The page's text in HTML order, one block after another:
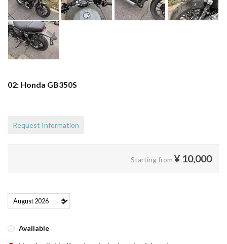
02: Honda GB350S
Request Information
Starting from ¥ 10,000
Available